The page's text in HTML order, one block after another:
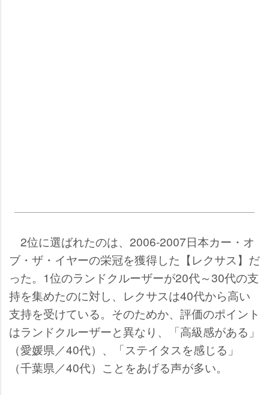
2位に選ばれたのは、2006-2007日本カー・オ
ブ・ザ・イヤーの栄冠を獲得した【レクサス】だ
った。1位のランドクルーザーが20代～30代の支
持を集めたのに対し、レクサスは40代から高い
支持を受けている。そのためか、評価のポイント
はランドクルーザーと異なり、「高級感がある」
（愛媛県／40代）、「ステイタスを感じる」
（千葉県／40代）ことをあげる声が多い。